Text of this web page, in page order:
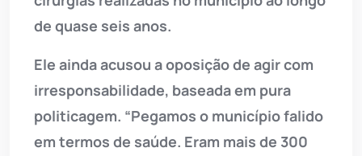
de quase seis anos.
Ele ainda acusou a oposição de agir com
irresponsabilidade, baseada em pura
politicagem. “Pegamos o município falido
em termos de saúde. Eram mais de 300